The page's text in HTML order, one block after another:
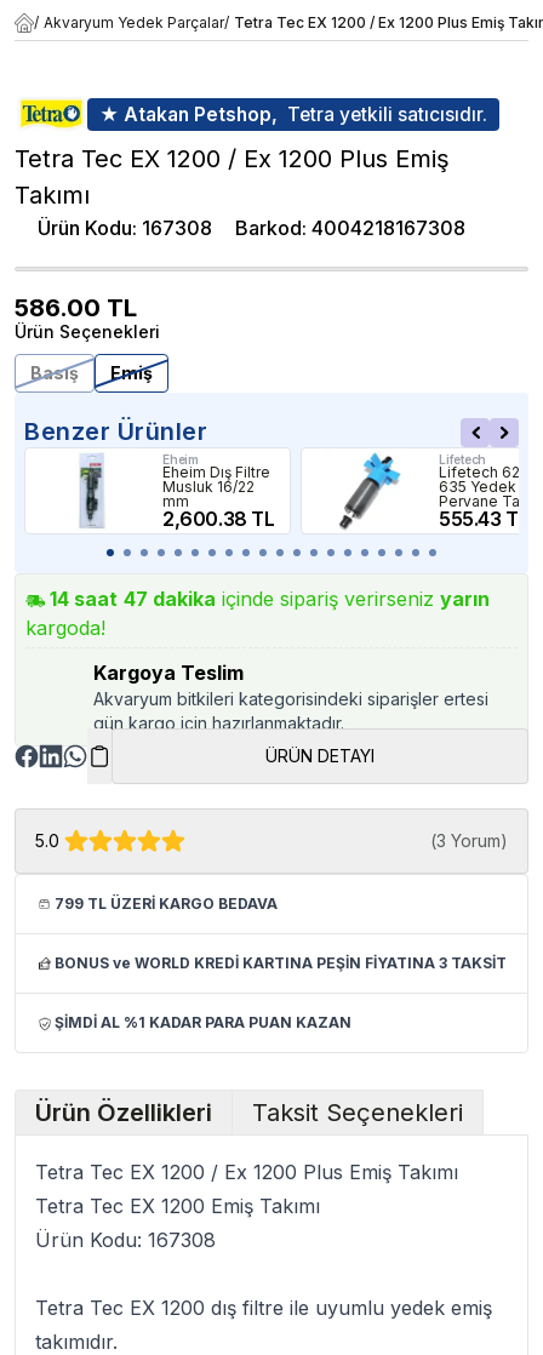
/ Akvaryum Yedek Parçalar/ Tetra Tec EX 1200 / Ex 1200 Plus Emiş
★ Atakan Petshop, Tetra yetkili satıcısıdır.
Tetra Tec EX 1200 / Ex 1200 Plus Emiş
Takımı
Ürün Kodu: 167308 Barkod: 4004218167308
586.00 TL
Ürün Seçenekleri
Basış
Emiş
Benzer Ürünler
Eheim
Eheim Dış Filtre
Musluk 16/22
mm
2,600.38 TL
Lifetech
Lifetech 625-
635 Yedek
Pervane
555.43 TL
14 saat 47 dakika içinde sipariş verirseniz yarın
kargoda!
Kargoya Teslim
Akvaryum bitkileri kategorisindeki siparişler ertesi
gün kargo için hazırlanmaktadır.
ÜRÜN DETAYI
5.0 (3 Yorum)
799 TL ÜZERİ KARGO BEDAVA
BONUS ve WORLD KREDİ KARTINA PEŞİN FİYATINA 3 TAKSİT
ŞİMDİ AL %1 KADAR PARA PUAN KAZAN
Ürün Özellikleri Taksit Seçenekleri
Tetra Tec EX 1200 / Ex 1200 Plus Emiş Takımı
Tetra Tec EX 1200 Emiş Takımı
Ürün Kodu: 167308
Tetra Tec EX 1200 dış filtre ile uyumlu yedek emiş
takımıdır.